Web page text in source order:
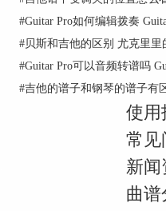
图一：
二、Guitar Pro怎么升
有些小伙伴们在熟练
#Guitar Pro如何编辑拨奏
#贝斯和吉他的区别 尤克里里
#Guitar Pro可以音频转谱吗
#吉他的谱子和钢琴的谱子有
使用
常见
新闻
曲谱